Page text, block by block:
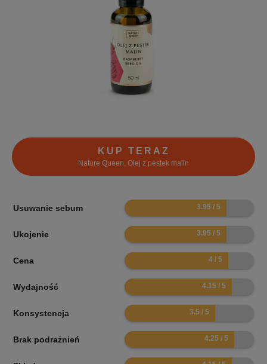
KUP TERAZ
Nature Queen, Olej z pestek malin
Usuwanie sebum 7.9
Ukojenie 7.9
Cena 8
Wydajność 8.3
Konsystencja 7
Brak podrażnień 8.5
8.3